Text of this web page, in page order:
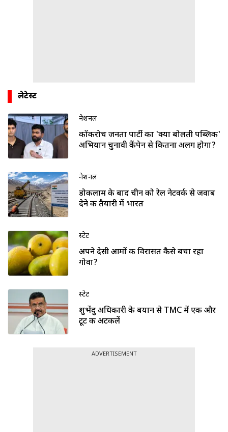
लेटेस्ट
नेशनल
कॉकरोच जनता पार्टी का 'क्या बोलती पब्लिक'
अभियान चुनावी कैंपेन से कितना अलग होगा?
नेशनल
डोकलाम के बाद चीन को रेल नेटवर्क से जवाब
देने की तैयारी में भारत
स्टेट
अपने देसी आमों की विरासत कैसे बचा रहा
गोवा?
स्टेट
शुभेंदु अधिकारी के बयान से TMC में एक और
टूट की अटकलें
ADVERTISEMENT